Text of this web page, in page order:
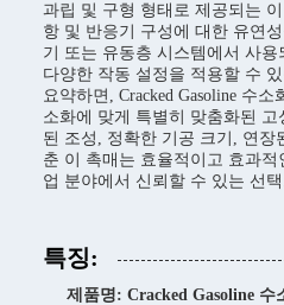
과립 및 구형 형태로 제공되는
항 및 반응기 구성에 대한 유연
기 또는 유동층 시스템에서 사용
다양한 작동 설정을 적용할 수
요약하면, Cracked Gasoline 수
소화에 맞게 특별히 맞춤화된
된 조성, 정확한 기공 크기, 연장
춘 이 촉매는 효율적이고 효과
업 분야에서 신뢰할 수 있는 선
특징:
제품명: Cracked Gasoline 수